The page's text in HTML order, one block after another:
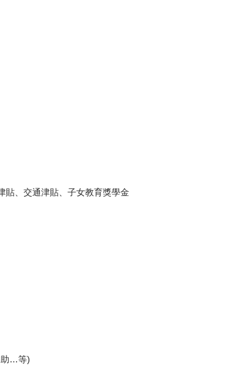
貼、交通津貼、子女教育獎學金
助…等)